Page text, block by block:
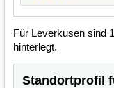
Für Leverkusen sind
hinterlegt.
Standortprofil